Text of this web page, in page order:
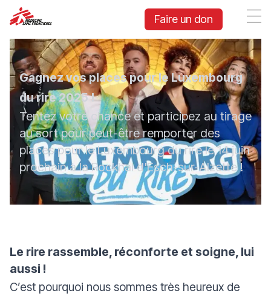
Faire un don
Gagnez vos places pour le Luxembourg
du rire 2025 !
Tentez votre chance et participez au tirage
au sort pour peut-être remporter des
places pour le Luxembourg du rire le 14 juin
prochain à la Rockhal d'Esch-sur-Alzette !
Le rire rassemble, réconforte et soigne, lui
aussi !
C’est pourquoi nous sommes très heureux de